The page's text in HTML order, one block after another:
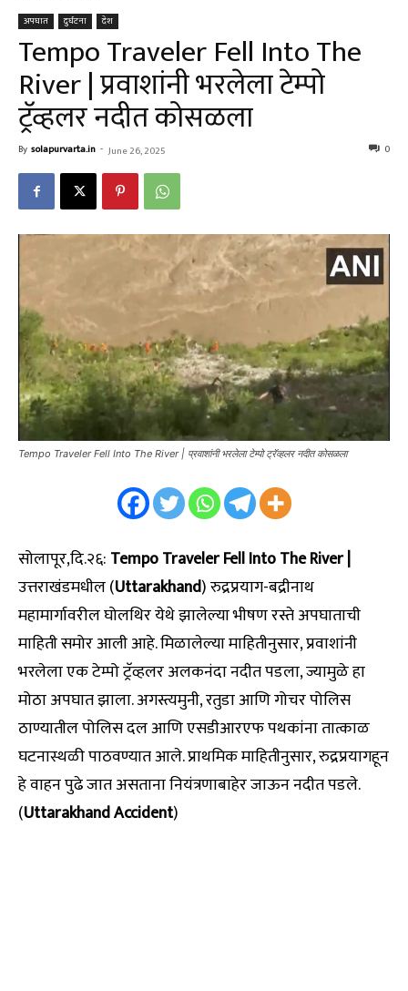
अपघात दुर्घटना देश
Tempo Traveler Fell Into The
River | प्रवाशांनी भरलेला टेम्पो
ट्रॅव्हलर नदीत कोसळला
By solapurvarta.in - June 26, 2025 0
Tempo Traveler Fell Into The River | प्रवाशांनी भरलेला टेम्पो ट्रॅव्हलर नदीत कोसळला
सोलापूर,दि.२६: Tempo Traveler Fell Into The River |
उत्तराखंडमधील (Uttarakhand) रुद्रप्रयाग-बद्रीनाथ
महामार्गावरील घोलथिर येथे झालेल्या भीषण रस्ते अपघाताची
माहिती समोर आली आहे. मिळालेल्या माहितीनुसार, प्रवाशांनी
भरलेला एक टेम्पो ट्रॅव्हलर अलकनंदा नदीत पडला, ज्यामुळे हा
मोठा अपघात झाला. अगस्त्यमुनी, रतुडा आणि गोचर पोलिस
ठाण्यातील पोलिस दल आणि एसडीआरएफ पथकांना तात्काळ
घटनास्थळी पाठवण्यात आले. प्राथमिक माहितीनुसार, रुद्रप्रयागहून
हे वाहन पुढे जात असताना नियंत्रणाबाहेर जाऊन नदीत पडले.
(Uttarakhand Accident)